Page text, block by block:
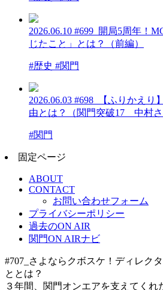
2026.06.10 #699_開局5周年！
じたこと」とは？（前編）
#歴史 #関門
2026.06.03 #698_【ふりかえり
由とは？（関門突破17 中村さ
#関門
固定ページ
ABOUT
CONTACT
お問い合わせフォーム
プライバシーポリシー
過去のON AIR
関門ON AIRナビ
#707_さよならクボスケ！ディレク
ととは？
３年間、関門オンエアを支えてくれ